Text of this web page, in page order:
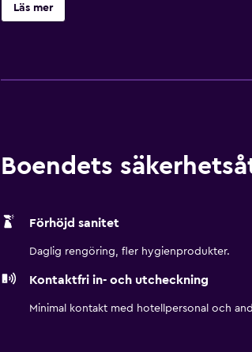
dagligen. En inomhuspool och en
Läs mer
Boendets
Förhöjd sanitet
Daglig rengöring, fler hygienprodukter.
Kontaktfri in- och utcheckning
Minimal kontakt med hotellpersonal och